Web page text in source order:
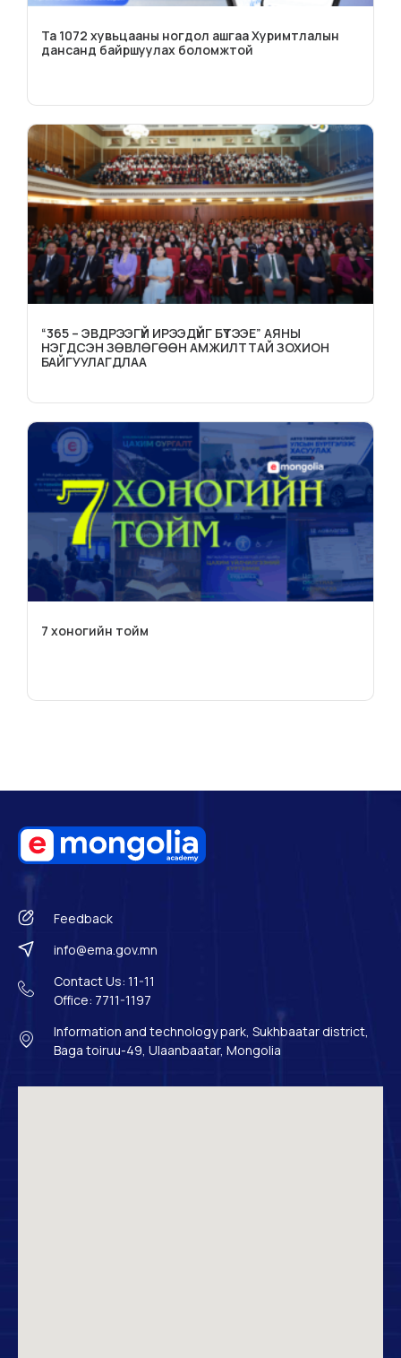
Та 1072 хувьцааны ногдол ашгаа Хуримтлалын
дансанд байршуулах боломжтой
“365 – ЭВДРЭЭГҮЙ ИРЭЭДҮЙГ БҮТЭЭЕ” АЯНЫ
НЭГДСЭН ЗӨВЛӨГӨӨН АМЖИЛТТАЙ ЗОХИОН
БАЙГУУЛАГДЛАА
7 хоногийн тойм
Feedback
info@ema.gov.mn
Contact Us: 11-11
Office: 7711-1197
Information and technology park, Sukhbaatar district,
Baga toiruu-49, Ulaanbaatar, Mongolia